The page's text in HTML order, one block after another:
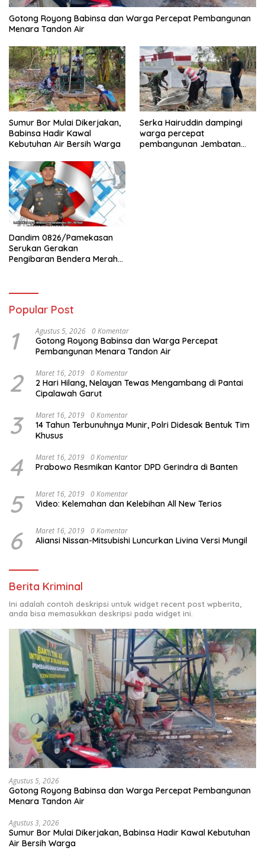
Gotong Royong Babinsa dan Warga Percepat Pembangunan
Menara Tandon Air
Sumur Bor Mulai Dikerjakan,
Babinsa Hadir Kawal
Kebutuhan Air Bersih Warga
Serka Hairuddin dampingi
warga percepat
pembangunan Jembatan
Dandim 0826/Pamekasan
Serukan Gerakan
Pengibaran Bendera Merah
Popular Post
1 Agustus 5, 2026 0 Komentar
Gotong Royong Babinsa dan Warga Percepat
Pembangunan Menara Tandon Air
2 Maret 16, 2019 0 Komentar
2 Hari Hilang, Nelayan Tewas Mengambang di Pantai
Cipalawah Garut
3 Maret 16, 2019 0 Komentar
14 Tahun Terbunuhnya Munir, Polri Didesak Bentuk Tim
Khusus
4 Maret 16, 2019 0 Komentar
Prabowo Resmikan Kantor DPD Gerindra di Banten
5 Maret 16, 2019 0 Komentar
Video: Kelemahan dan Kelebihan All New Terios
6 Maret 16, 2019 0 Komentar
Aliansi Nissan-Mitsubishi Luncurkan Livina Versi Mungil
Berita Kriminal
Ini adalah contoh deskripsi untuk widget recent post wpberita,
anda bisa memasukkan deskripsi pada widget ini.
Agustus 5, 2026
Gotong Royong Babinsa dan Warga Percepat Pembangunan
Menara Tandon Air
Agustus 3, 2026
Sumur Bor Mulai Dikerjakan, Babinsa Hadir Kawal Kebutuhan
Air Bersih Warga